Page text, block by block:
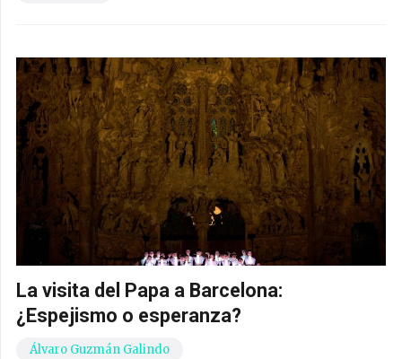
La visita del Papa a Barcelona:
¿Espejismo o esperanza?
Álvaro Guzmán Galindo